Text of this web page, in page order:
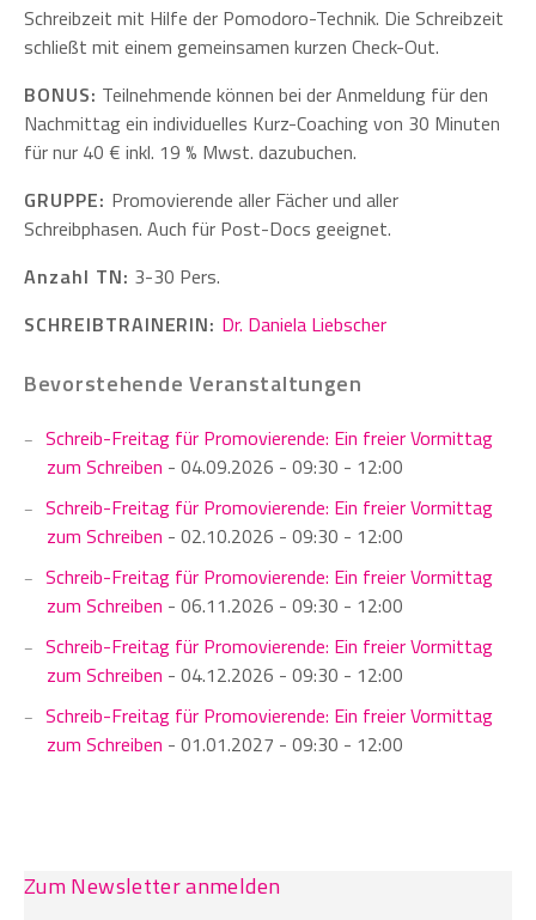
Schreibzeit mit Hilfe der Pomodoro-Technik. Die Schreibzeit
schließt mit einem gemeinsamen kurzen Check-Out.
BONUS: Teilnehmende können bei der Anmeldung für den
Nachmittag ein individuelles Kurz-Coaching von 30 Minuten
für nur 40 € inkl. 19 % Mwst. dazubuchen.
GRUPPE: Promovierende aller Fächer und aller
Schreibphasen. Auch für Post-Docs geeignet.
Anzahl TN: 3-30 Pers.
SCHREIBTRAINERIN: Dr. Daniela Liebscher
Bevorstehende Veranstaltungen
Schreib-Freitag für Promovierende: Ein freier Vormittag
zum Schreiben - 04.09.2026 - 09:30 - 12:00
Schreib-Freitag für Promovierende: Ein freier Vormittag
zum Schreiben - 02.10.2026 - 09:30 - 12:00
Schreib-Freitag für Promovierende: Ein freier Vormittag
zum Schreiben - 06.11.2026 - 09:30 - 12:00
Schreib-Freitag für Promovierende: Ein freier Vormittag
zum Schreiben - 04.12.2026 - 09:30 - 12:00
Schreib-Freitag für Promovierende: Ein freier Vormittag
zum Schreiben - 01.01.2027 - 09:30 - 12:00
Zum Newsletter anmelden